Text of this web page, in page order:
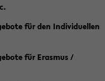
für den Individuellen
für Erasmus /